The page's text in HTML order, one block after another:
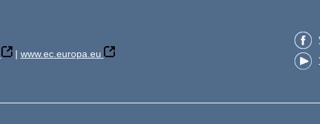
| www.ec.europa.eu